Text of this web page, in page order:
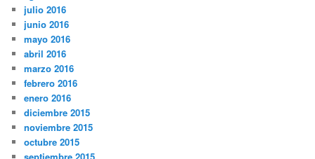
julio 2016
junio 2016
mayo 2016
abril 2016
marzo 2016
febrero 2016
enero 2016
diciembre 2015
noviembre 2015
octubre 2015